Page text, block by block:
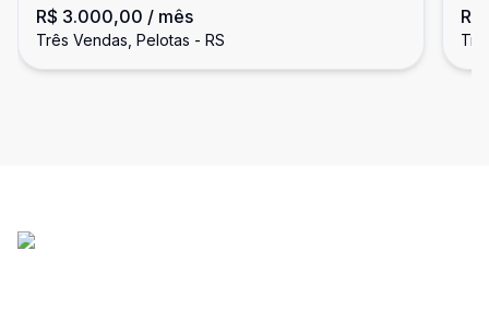
R$ 3.000,00 / mês
Três Vendas, Pelotas - RS